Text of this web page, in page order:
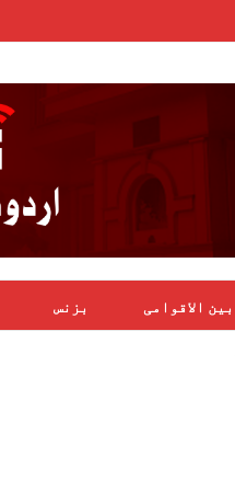
بین الاقوامی بزنس